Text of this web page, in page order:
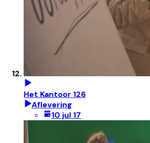
Het Kantoor 126
Aflevering
10 jul 17